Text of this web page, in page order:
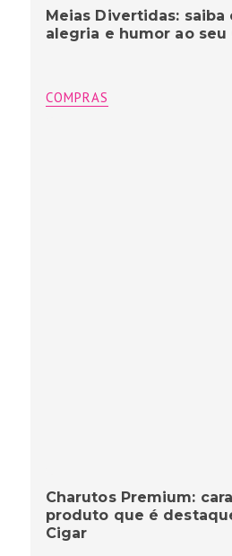
Meias Divertidas:
alegria e humor ao seu
COMPRAS
Charutos Premium:
produto que é
Cigar